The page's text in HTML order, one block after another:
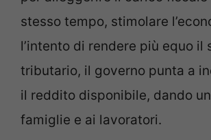
stesso tempo, stimolare
l’intento di rendere più equo il
tributario, il governo punta a
il reddito disponibile, dando
famiglie e ai lavoratori.